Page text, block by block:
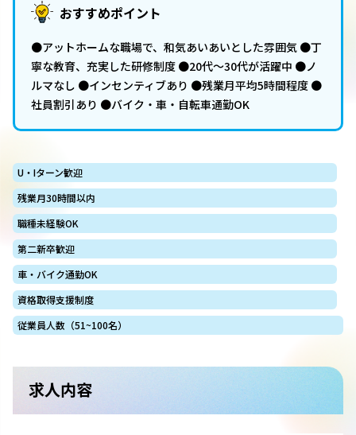
おすすめポイント
●アットホームな職場で、和気あいあいとした雰囲気 ●丁
寧な教育、充実した研修制度 ●20代〜30代が活躍中 ●ノ
ルマなし ●インセンティブあり ●残業月平均5時間程度 ●
社員割引あり ●バイク・車・自転車通勤OK
U・Iターン歓迎
残業月30時間以内
職種未経験OK
第二新卒歓迎
車・バイク通勤OK
資格取得支援制度
従業員人数（51~100名）
求人内容